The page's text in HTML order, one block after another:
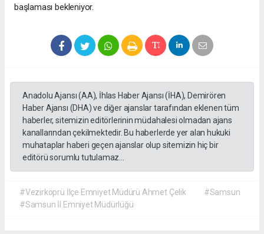
başlaması bekleniyor.
Anadolu Ajansı (AA), İhlas Haber Ajansı (İHA), Demirören
Haber Ajansı (DHA) ve diğer ajanslar tarafından eklenen tüm
haberler, sitemizin editörlerinin müdahalesi olmadan ajans
kanallarından çekilmektedir. Bu haberlerde yer alan hukuki
muhataplar haberi geçen ajanslar olup sitemizin hiç bir
editörü sorumlu tutulamaz...
#Vezirköprü İlçe Emniyet Müdürü Ahmet Çelik
#Samsun
#Samsun İl Emniyet Müdürlüğü